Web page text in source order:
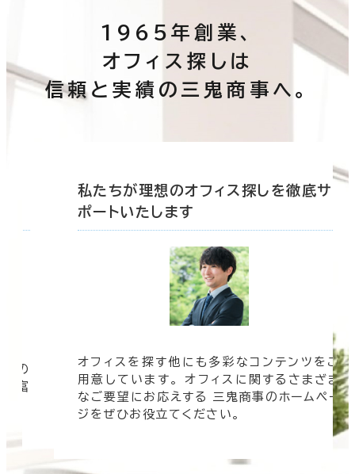
1965年創業、
オフィス探しは
信頼と実績の三鬼商事へ。
の
豊富
私たちが理想のオフィス探しを徹底サ
ポートいたします
オフィスを探す他にも多彩なコンテンツをご
用意しています。 オフィスに関するさまざま
なご要望にお応えする 三鬼商事のホームペー
ジをぜひお役立てください。